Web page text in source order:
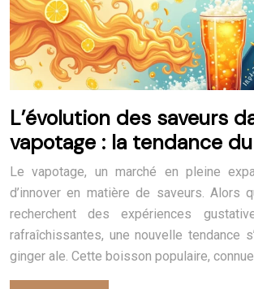
L’évolution des saveurs
vapotage : la tendance
Le vapotage, un marché en pleine
d’innover en matière de saveurs. Alors
recherchent des expériences
rafraîchissantes, une nouvelle tendance
ginger ale. Cette boisson populaire, connue